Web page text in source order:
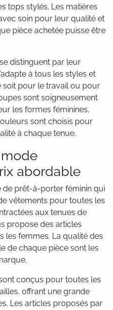
tops stylés. Les matières
soin pour leur qualité et
pièce achetée puisse être
distinguent par leur
à tous les styles et
soit pour le travail ou pour
sont soigneusement
les formes féminines,
sont choisis pour
à chaque tenue.
abordable
de prêt-à-porter féminin qui
vêtements pour toutes les
aux tenues de
propose des articles
les femmes. La qualité des
de chaque pièce sont les
conçus pour toutes les
offrant une grande
Les articles proposés par